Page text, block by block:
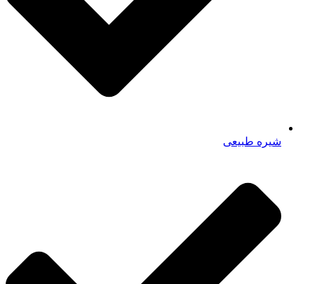
شیره طبیعی